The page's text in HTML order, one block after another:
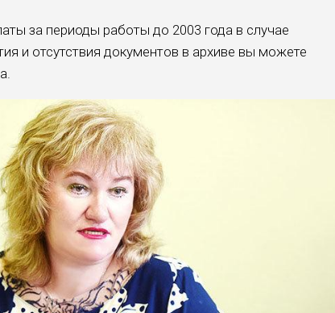
за периоды работы до 2003 года в случае
и отсутствия документов в архиве вы можете